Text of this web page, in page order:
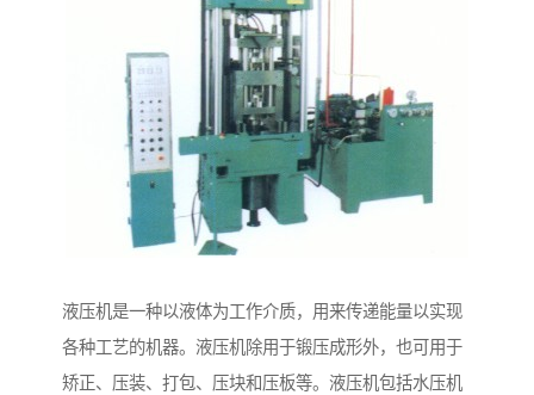
液压机是一种以液体为工作介质，用来传递能量以实现
各种工艺的机器。液压机除用于锻压成形外，也可用于
矫正、压装、打包、压块和压板等。液压机包括水压机